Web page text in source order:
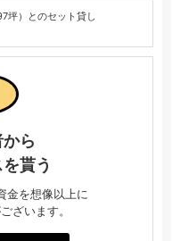
坪）とのセット貸し
ら
貰う
金を想像以上に
ざいます。